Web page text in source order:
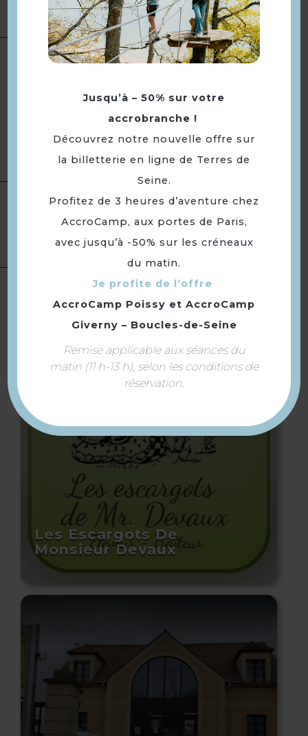
réservation
de pouvoir bénéficier des
prestations du traiteur .
Toute l'année. Tous les jours de
Fermé mercredi, jeudi,
Du mercredi au samedi de 9h30
à 12h15 et de 14h30 à 18h30.
Le dimanche de 9h30 à 12h15.
Equipement
Parking gratuit
Parking privé
Parking
Langue(s) parlée(s) :
À voir aussi ...
Les Escargots De
Monsieur Devaux
Jusqu’à – 50% sur votre
accrobranche !
Découvrez notre nouvelle offre sur
la billetterie en ligne de Terres de
Seine.
Profitez de 3 heures d’aventure chez
AccroCamp, aux portes de Paris,
avec jusqu’à -50% sur les créneaux
du matin.
Je profite de l’offre
AccroCamp Poissy et AccroCamp
Giverny – Boucles-de-Seine
Remise applicable aux séances du
matin (11 h-13 h), selon les conditions de
réservation.